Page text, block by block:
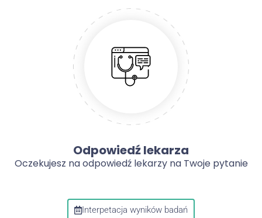
Odpowiedź lekarza
Oczekujesz na odpowiedź lekarzy na Twoje pytanie
Interpetacja wyników badań